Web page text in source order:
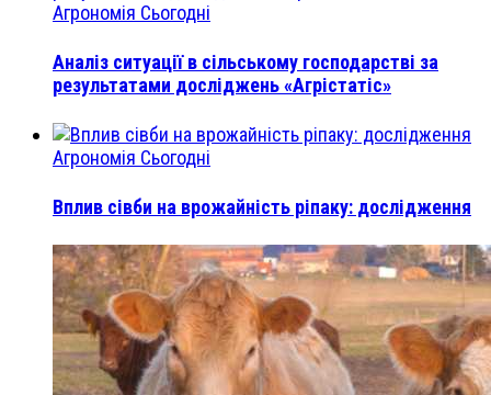
Агрономія Сьогодні
Аналіз ситуації в сільському господарстві за
результатами досліджень «Агрістатіс»
Агрономія Сьогодні
Вплив сівби на врожайність ріпаку: дослідження